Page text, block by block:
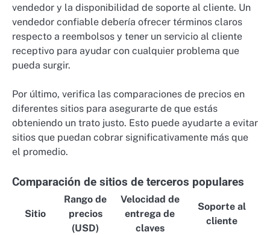
vendedor y la disponibilidad de soporte al cliente. Un
vendedor confiable debería ofrecer términos claros
respecto a reembolsos y tener un servicio al cliente
receptivo para ayudar con cualquier problema que
pueda surgir.
Por último, verifica las comparaciones de precios en
diferentes sitios para asegurarte de que estás
obteniendo un trato justo. Esto puede ayudarte a evitar
sitios que puedan cobrar significativamente más que
el promedio.
Comparación de sitios de terceros populares
Sitio
Rango de
precios
(USD)
Velocidad de
entrega de
claves
Soporte al
cliente